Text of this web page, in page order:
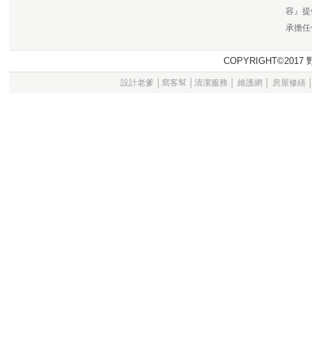
容』
承擔
設計老爹 窩客幫 清潔服務 維護網 房屋修繕